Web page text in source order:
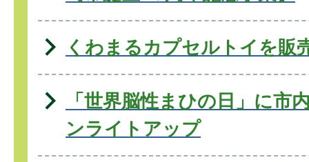
くわまるカプセルトイを販
「世界脳性まひの日」に市
ンライトアップ